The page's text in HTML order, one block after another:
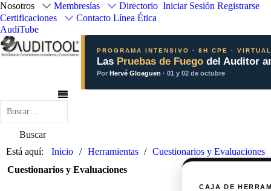
Nosotros Membresías
Directorio
Certificaciones
Contacto Línea Ética
AudiTube
Iniciar Sesión Registrarse
PROGRAMA INTENSIVO · 8H CPE ·
Las Pruebas de Fuego del Auditor
PorHervé Gloaguen · 01 y 02 de octubre
Buscar
Está aquí:
Inicio Herramientas
Cuestionarios y Evaluaciones
Cuestionarios y Evaluaciones
CAJA DE